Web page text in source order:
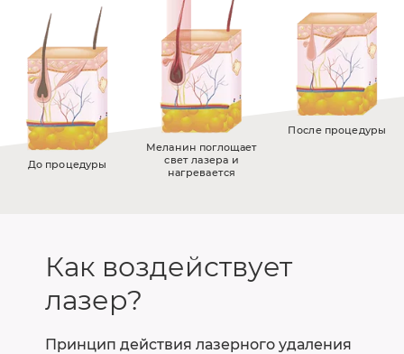
До процедуры
Меланин поглощает
свет лазера и
нагревается
После процедуры
Как воздействует
лазер?
Принцип действия лазерного удаления